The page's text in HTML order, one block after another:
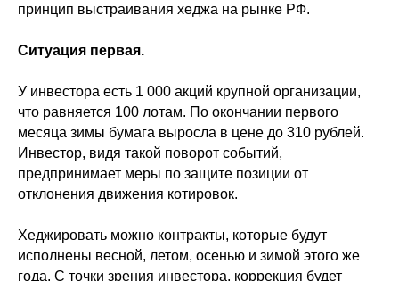
принцип выстраивания хеджа на рынке РФ.
Ситуация первая.
У инвестора есть 1 000 акций крупной организации,
что равняется 100 лотам. По окончании первого
месяца зимы бумага выросла в цене до 310 рублей.
Инвестор, видя такой поворот событий,
предпринимает меры по защите позиции от
отклонения движения котировок.
Хеджировать можно контракты, которые будут
исполнены весной, летом, осенью и зимой этого же
года. С точки зрения инвестора, коррекция будет